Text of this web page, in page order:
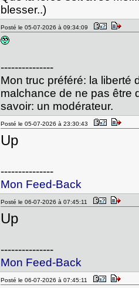
blesser..)
Posté le 05-07-2026 à 09:34:09
---------------
Mon truc préféré: la liberté
malchance de ne pas être
savoir: un modérateur.
Posté le 05-07-2026 à 23:30:43
Up
---------------
Mon Feed-Back
Posté le 06-07-2026 à 07:45:11
Up
---------------
Mon Feed-Back
Posté le 06-07-2026 à 07:45:11